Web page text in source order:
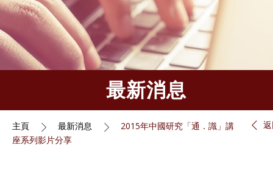
最新消息
主頁 最新消息
2015年中國研究「通．識」講
座系列影片分享